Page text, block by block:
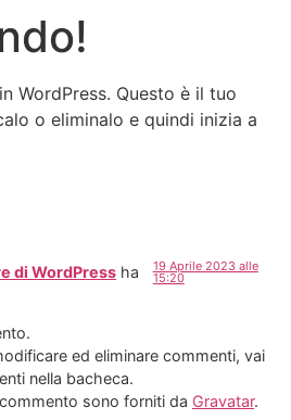
WordPress. Questo è il tuo
o eliminalo e quindi inizia a
di WordPress ha
19 Aprile 2023 alle
15:20
ed eliminare commenti, vai
nella bacheca.
sono forniti da Gravatar.